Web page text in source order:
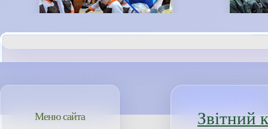
Звітний
Меню сайта